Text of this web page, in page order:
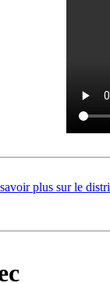
plus sur le